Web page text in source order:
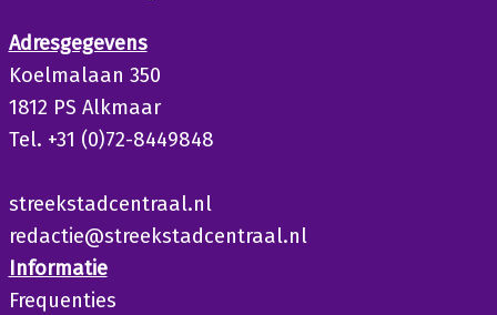
Adresgegevens
Koelmalaan 350
1812 PS Alkmaar
Tel. +31 (0)72-8449848
streekstadcentraal.nl
redactie@streekstadcentraal.nl
Informatie
Frequenties